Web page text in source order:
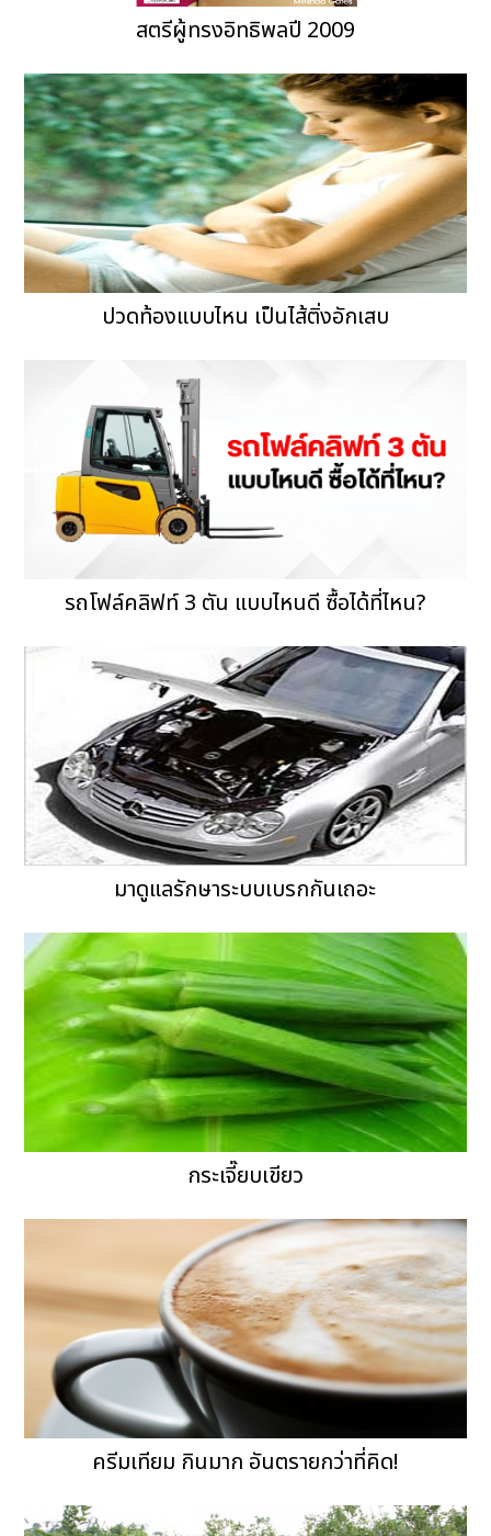
สตรีผู้ทรงอิทธิพลปี 2009
ปวดท้องแบบไหน เป็นไส้ติ่งอักเสบ
รถโฟล์คลิฟท์ 3 ตัน แบบไหนดี ซื้อได้ที่ไหน?
มาดูแลรักษาระบบเบรกกันเถอะ
กระเจี๊ยบเขียว
ครีมเทียม กินมาก อันตรายกว่าที่คิด!